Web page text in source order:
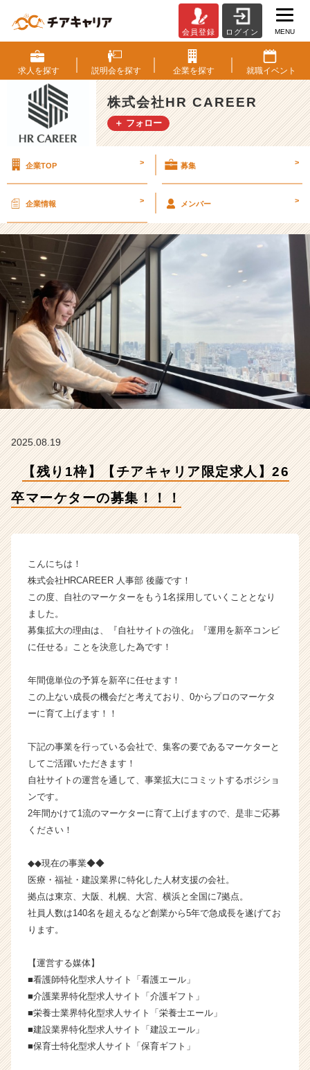
り
1
枠】
【チ
ア
キ
限
人】
2
6
卒
マ
ー
の
募
集！！！
【株
R
C
A
E
の
イ
ラ
イ
|
ベ
ー・
成
長
業
ウ
ト
が
サ
イ
ト
チ
ア
会員登録 ログイン MENU
求人を探す 説明会を探す 企業を探す 就職イベント
株式会社HR CAREER
＋ フォロー
企業TOP > 募集 >
企業情報 > メンバー >
2025.08.19
【残り1枠】【チアキャリア限定求人】26
卒マーケターの募集！！！
こんにちは！
株式会社HRCAREER 人事部 後藤です！
この度、自社のマーケターをもう1名採用していくこととなり
ました。
募集拡大の理由は、『自社サイトの強化』『運用を新卒コンビ
に任せる』ことを決意した為です！
年間億単位の予算を新卒に任せます！
この上ない成長の機会だと考えており、0からプロのマーケタ
ーに育て上げます！！
下記の事業を行っている会社で、集客の要であるマーケターと
してご活躍いただきます！
自社サイトの運営を通して、事業拡大にコミットするポジショ
ンです。
2年間かけて1流のマーケターに育て上げますので、是非ご応募
ください！
◆◆現在の事業◆◆
医療・福祉・建設業界に特化した人材支援の会社。
拠点は東京、大阪、札幌、大宮、横浜と全国に7拠点。
社員人数は140名を超えるなど創業から5年で急成長を遂げてお
ります。
【運営する媒体】
■看護師特化型求人サイト「看護エール」
■介護業界特化型求人サイト「介護ギフト」
■栄養士業界特化型求人サイト「栄養士エール」
■建設業界特化型求人サイト「建設エール」
■保育士特化型求人サイト「保育ギフト」